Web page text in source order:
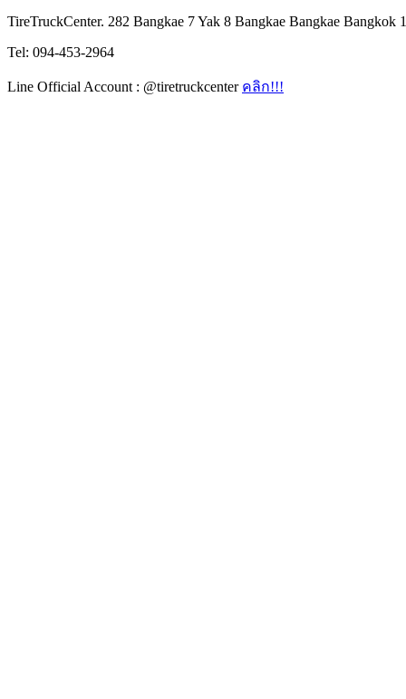
TireTruckCenter. 282 Bangkae 7 Yak 8 Bangkae Bangkae Bangkok
Tel: 094-453-2964
Line Official Account : @tiretruckcenter คลิก!!!